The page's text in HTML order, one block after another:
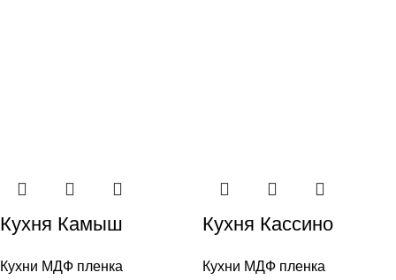
Кухня Камыш
Кухни МДФ пленка
Кухня Кассино
Кухни МДФ пленка